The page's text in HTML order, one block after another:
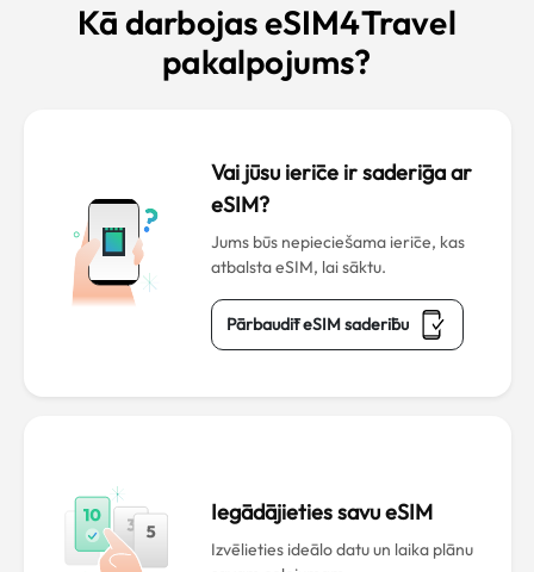
Kā darbojas eSIM4Travel
pakalpojums?
Vai jūsu ierīce ir saderīga ar
eSIM?
Jums būs nepieciešama ierīce, kas
atbalsta eSIM, lai sāktu.
Pārbaudīt eSIM saderību
Iegādājieties savu eSIM
Izvēlieties ideālo datu un laika plānu